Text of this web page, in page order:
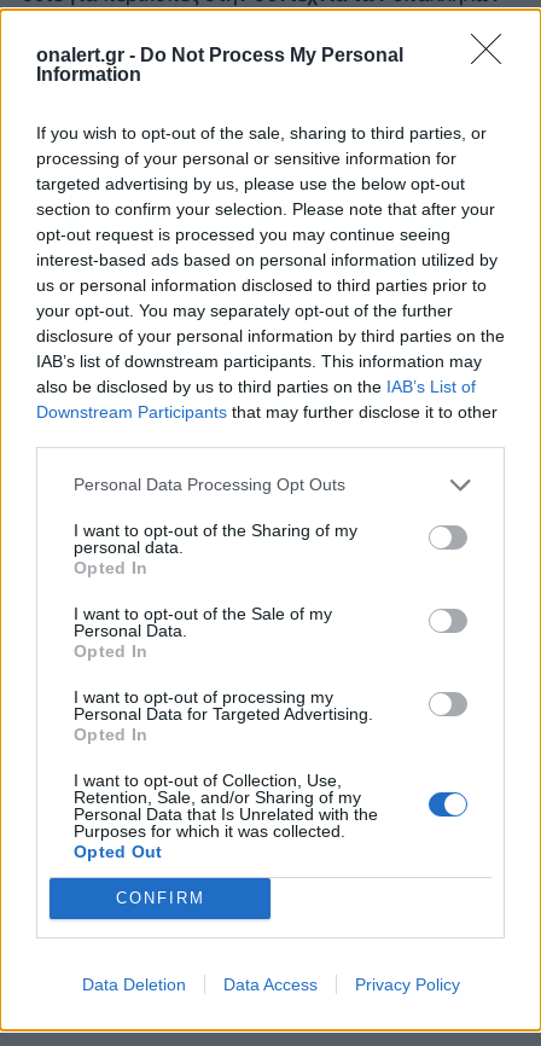
onalert.gr - Do Not Process My Personal
Information
If you wish to opt-out of the sale, sharing to third parties, or
processing of your personal or sensitive information for
targeted advertising by us, please use the below opt-out
section to confirm your selection. Please note that after your
opt-out request is processed you may continue seeing
interest-based ads based on personal information utilized by
us or personal information disclosed to third parties prior to
your opt-out. You may separately opt-out of the further
disclosure of your personal information by third parties on the
IAB’s list of downstream participants. This information may
also be disclosed by us to third parties on the IAB’s List of
Downstream Participants that may further disclose it to other
Personal Data Processing Opt Outs
I want to opt-out of the Sharing of my
personal data.
Opted In
I want to opt-out of the Sale of my
Personal Data.
Opted In
I want to opt-out of processing my
Personal Data for Targeted Advertising.
Opted In
I want to opt-out of Collection, Use,
Retention, Sale, and/or Sharing of my
Personal Data that Is Unrelated with the
Purposes for which it was collected.
Opted Out
CONFIRM
Data Deletion Data Access Privacy Policy
Μόνο από το φτωχό λαό ζητάτε θυσίες και των
ακαθαρίστων αποδοχών, ενώ το δίκαιο θα ήταν
περικοπές επί των καθαρών εσόδων.
Ζητάτε από το φτωχό λαό συλλογή αποδείξεων, με τι
λεφτά κύριε Πρόεδρε θα ψωνίσουν, γιατί να έχουν
αποδείξεις, όταν τους κόψατε τους μισθούς και τις
συντάξεις, τους διαλύσατε με τα φορολογικά σας
μέτρα και τα χαράτσια.
Λίγη ντροπή χρειάζεται.
Αλήθεια κύριοι του πολιτικού συστήματος, έχετε δει
σε κάθε γωνία και ενεχυροδανειστήριο, εκεί μας
φτάσατε να ξεπουλάμε τα ενθύμια της οικογενείας
μας. Εδώ που φτάσαμε αναρωτιόμαστε, δεν θα
πληρώσει κανείς γι’ αυτό μας το χάλι;
Ναι εξεταστικές και προανακριτικές επιτροπές και
ειδικό δικαστήριο, αλλά όχι τέτοιες επιτροπές, για
κάλυψη ανομημάτων.
Ναι εξεταστική, για όσους κυβέρνησαν και έφεραν
τη χώρα μου σ’ αυτό το χάλι, είτε αυτός λέγεται
Σημίτης, Καραμανλής, Αλογοσκούφης, Παπανδρέου,
συνυπεύθυνος γιατί ενώ ήσασταν στο ΔΝΤ δεν
αντιδράσατε σαν Ελληνας υπεύθυνος, αλλά, άλλα
λέγατε τότε στην διαπραγμάτευση. Δεν πρέπει να
περάσει απαρατήρητη η ραδιοφωνική και έντυπη
συνέντευξη του κ. Αλογοσκούφη στην δήλωσή του
«ότι εισηγήθηκα το 2008 μέτρα, εν όψει της
Πρωθυπουργού ήταν, άστα για αργότερα». Τα